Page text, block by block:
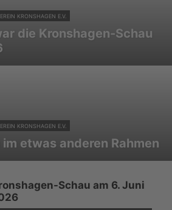
KRONSHAGEN E.V.
die Kronshagen-Schau
KRONSHAGEN E.V.
etwas anderen Rahmen
Schau am 6. Juni